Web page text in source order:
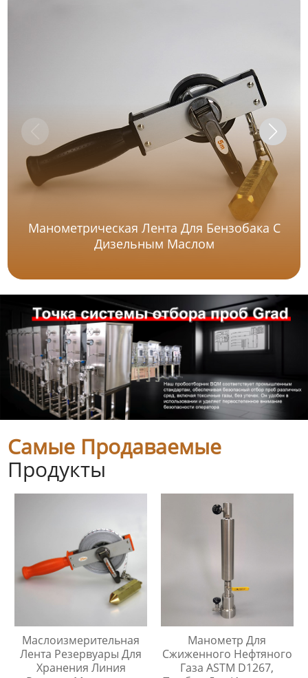
Манометрическая Лента Для Бензобака С
Дизельным Маслом
Самые Продаваемые
Продукты
Маслоизмерительная
Лента Резервуары Для
Хранения Линия
Манометр Для
Сжиженного Нефтяного
Газа ASTM D1267,